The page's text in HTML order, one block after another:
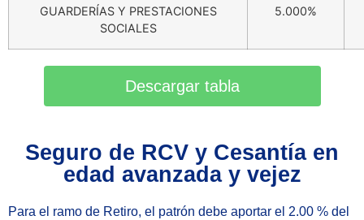
GUARDERÍAS Y PRESTACIONES
SOCIALES
5.000%
Descargar tabla
Seguro de RCV y Cesantía en
edad avanzada y vejez
Para el ramo de Retiro, el patrón debe aportar el 2.00 % del